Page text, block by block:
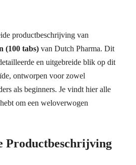
productbeschrijving van
(100 tabs) van Dutch Pharma. Dit
en uitgebreide blik op dit
ontworpen voor zowel
als beginners. Je vindt hier alle
om een weloverwogen
Productbeschrijving